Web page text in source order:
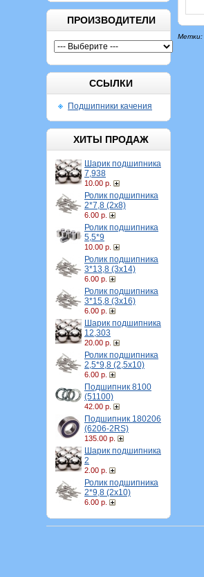
ПРОИЗВОДИТЕЛИ
ССЫЛКИ
Подшипники качения
ХИТЫ ПРОДАЖ
Шарик подшипника
7,938
10.00 р.
Ролик подшипника
2*7,8 (2х8)
6.00 р.
Ролик подшипника
5,5*9
10.00 р.
Ролик подшипника
3*13,8 (3х14)
6.00 р.
Ролик подшипника
3*15,8 (3х16)
6.00 р.
Шарик подшипника
12,303
20.00 р.
Ролик подшипника
2,5*9,8 (2,5х10)
6.00 р.
Подшипник 8100
(51100)
42.00 р.
Подшипник 180206
(6206-2RS)
135.00 р.
Шарик подшипника
2
2.00 р.
Ролик подшипника
2*9,8 (2х10)
6.00 р.
Метки: